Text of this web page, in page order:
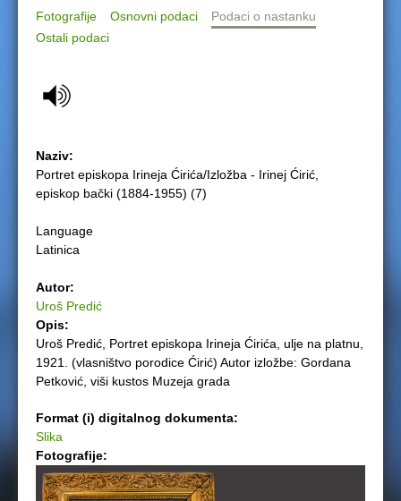
a
e
e
e
Fotografije Osnovni podaci
Podaci o nastanku
Ostali podaci
Naziv:
Portret episkopa Irineja Ćirića/Izložba - Irinej Ćirić,
episkop bački (1884-1955) (7)
Language
Latinica
Autor:
Uroš Predić
Opis:
Uroš Predić, Portret episkopa Irineja Ćirića, ulje na platnu,
1921. (vlasništvo porodice Ćirić) Autor izložbe: Gordana
Petković, viši kustos Muzeja grada
Format (i) digitalnog dokumenta:
Slika
Fotografije: